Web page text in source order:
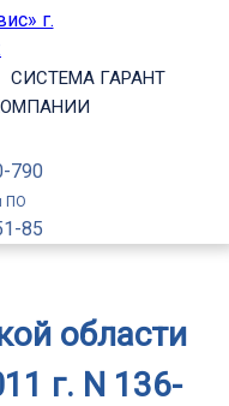
СИСТЕМА ГАРАНТ
790
ПО
85
области
г. N 136-